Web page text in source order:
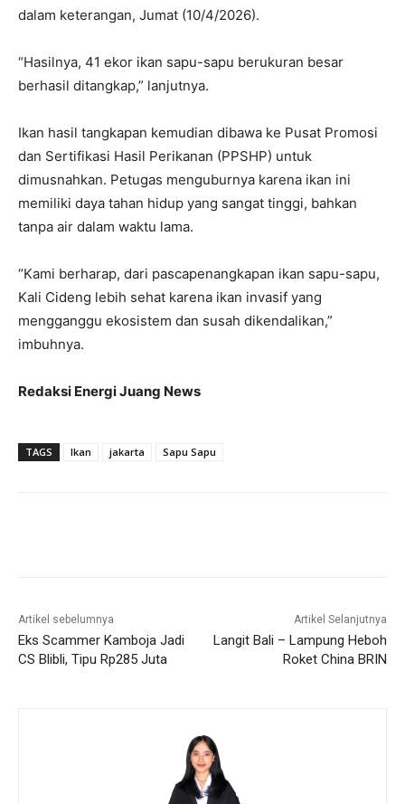
dalam keterangan, Jumat (10/4/2026).
“Hasilnya, 41 ekor ikan sapu-sapu berukuran besar
berhasil ditangkap,” lanjutnya.
Ikan hasil tangkapan kemudian dibawa ke Pusat Promosi
dan Sertifikasi Hasil Perikanan (PPSHP) untuk
dimusnahkan. Petugas menguburnya karena ikan ini
memiliki daya tahan hidup yang sangat tinggi, bahkan
tanpa air dalam waktu lama.
“Kami berharap, dari pascapenangkapan ikan sapu-sapu,
Kali Cideng lebih sehat karena ikan invasif yang
mengganggu ekosistem dan susah dikendalikan,”
imbuhnya.
Redaksi Energi Juang News
TAGS Ikan jakarta Sapu Sapu
Artikel sebelumnya
Eks Scammer Kamboja Jadi
CS Blibli, Tipu Rp285 Juta
Artikel Selanjutnya
Langit Bali – Lampung Heboh
Roket China BRIN